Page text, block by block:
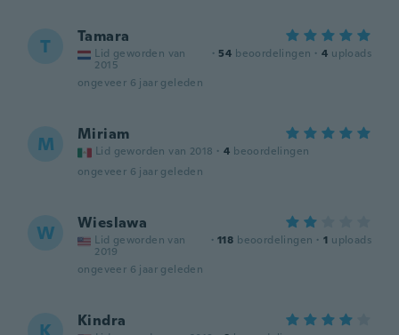
T Tamara
Lid geworden van
2015
· 54 beoordelingen · 4 uploads
ongeveer 6 jaar geleden
M Miriam
Lid geworden van 2018 · 4 beoordelingen
ongeveer 6 jaar geleden
W Wieslawa
Lid geworden van
2019
· 118 beoordelingen · 1 uploads
ongeveer 6 jaar geleden
Kindra